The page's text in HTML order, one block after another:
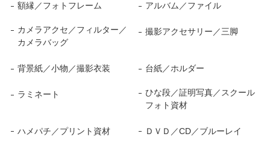
額縁／フォトフレーム アルバム／ファイル
カメラアクセ／フィルター／
カメラバッグ
撮影アクセサリー／三脚
背景紙／小物／撮影衣装 台紙／ホルダー
ラミネート
ひな段／証明写真／スクール
フォト資材
ハメパチ／プリント資材 ＤＶＤ／CD／ブルーレイ